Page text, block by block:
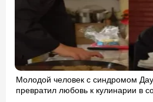
Молодой человек с синдромом
превратил любовь к кулинарии в